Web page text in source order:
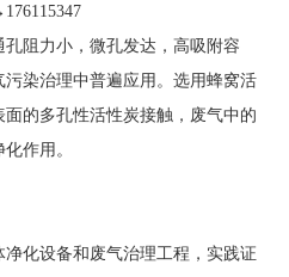
阻力小，微孔发达，高吸附容
染治理中普遍应用。选用蜂窝活
的多孔性活性炭接触，废气中的
作用。
化设备和废气治理工程，实践证